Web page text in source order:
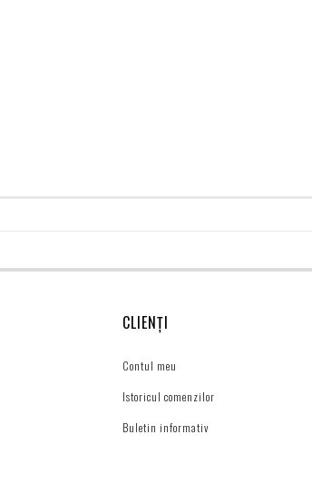
CLIENȚI
Contul meu
Istoricul comenzilor
Buletin informativ